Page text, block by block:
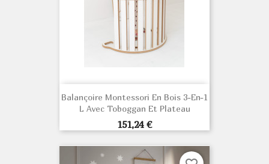
Balançoire Montessori En Bois 3-En-1
L Avec Toboggan Et Plateau
Prix
151,24 €